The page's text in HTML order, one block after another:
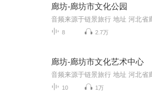
廊坊-廊坊市文化公园
8 2.7万
廊坊-廊坊市文化艺术中心
10 1万